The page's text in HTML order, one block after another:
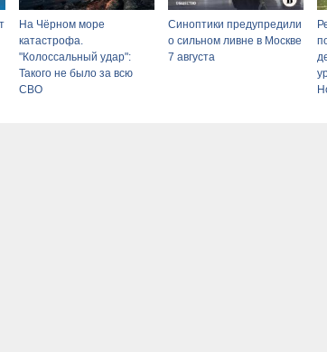
На Чёрном море
катастрофа.
"Колоссальный удар":
Такого не было за всю
СВО
Синоптики предупредили
о сильном ливне в Москве
7 августа